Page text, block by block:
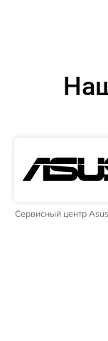
Сервисный центр